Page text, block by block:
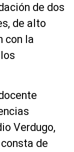
de dos
de alto
con la
Verdugo,
de